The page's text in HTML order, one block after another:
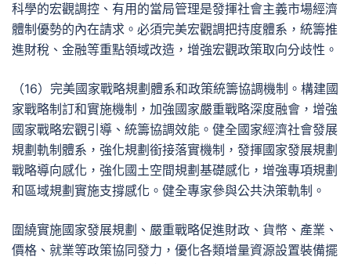
科學的宏觀調控、有用的當局管理是發揮社會主義市場經濟
體制優勢的內在請求。必須完美宏觀調把持度體系，統籌推
進財稅、金融等重點領域改造，增強宏觀政策取向分歧性。
（16）完美國家戰略規劃體系和政策統籌協調機制。構建國
家戰略制訂和實施機制，加強國家嚴重戰略深度融會，增強
國家戰略宏觀引導、統籌協調效能。健全國家經濟社會發展
規劃軌制體系，強化規劃銜接落實機制，發揮國家發展規劃
戰略導向感化，強化國土空間規劃基礎感化，增強專項規劃
和區域規劃實施支撐感化。健全專家參與公共決策軌制。
圍繞實施國家發展規劃、嚴重戰略促進財政、貨幣、產業、
價格、就業等政策協同發力，優化各類增量資源設置裝備擺